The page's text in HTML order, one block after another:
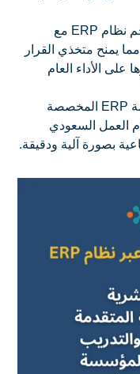
التكامل مع بقية أنظمة المؤسسة: ينسجم نظام ERP مع
يمنح متخذي القرار
على الأداء العام
التوافق مع اللوائح السعودية: تدعم أنظمة ERP المخصصة
العمل السعودي
بصورة آلية ودقيقة.